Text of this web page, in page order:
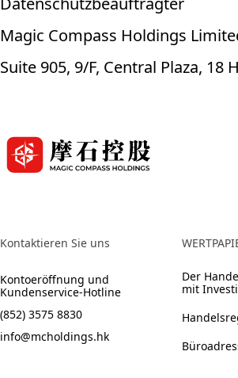
Magic Compass Holdings
Suite 905, 9/F, Central Plaza,
Kontaktieren Sie uns
Kontoeröffnung und
Kundenservice-Hotline
(852) 3575 8830
info@mcholdings.hk
Der
mit